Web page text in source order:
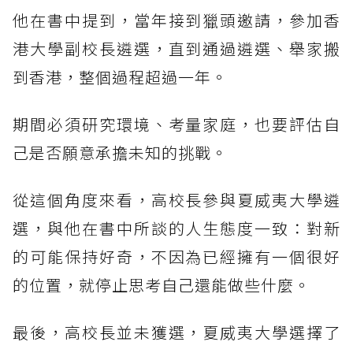
他在書中提到，當年接到獵頭邀請，參加香
港大學副校長遴選，直到通過遴選、舉家搬
到香港，整個過程超過一年。
期間必須研究環境、考量家庭，也要評估自
己是否願意承擔未知的挑戰。
從這個角度來看，高校長參與夏威夷大學遴
選，與他在書中所談的人生態度一致：對新
的可能保持好奇，不因為已經擁有一個很好
的位置，就停止思考自己還能做些什麼。
最後，高校長並未獲選，夏威夷大學選擇了